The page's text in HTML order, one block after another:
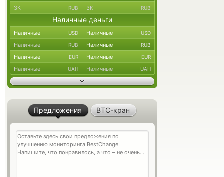
ЗК RUB ЗК RUB
Наличные деньги
Наличные USD Наличные USD
Наличные RUB Наличные RUB
Наличные EUR Наличные EUR
Наличные UAH Наличные UAH
Предложения BTC-кран